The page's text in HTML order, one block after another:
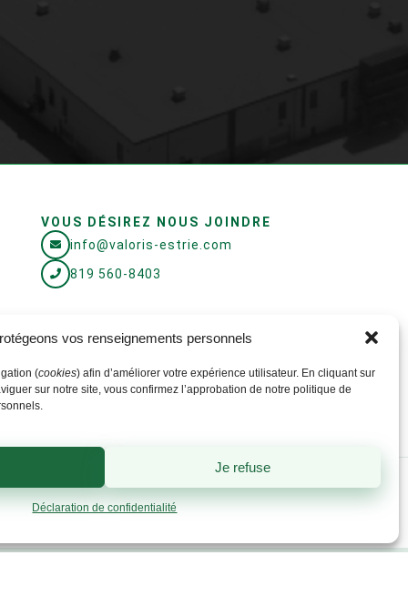
vos renseignements personnels
(cookies) afin d’améliorer votre expérience utilisateur. En cliquant sur
sur notre site, vous confirmez l’approbation de notre politique de
Je refuse
Déclaration de confidentialité
DE TRANSFERT (SHERBROOKE)
vendredi :
et dimanche :